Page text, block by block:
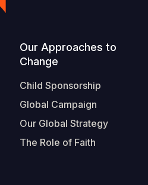
Our Approaches to
Change
Child Sponsorship
Global Campaign
Our Global Strategy
The Role of Faith